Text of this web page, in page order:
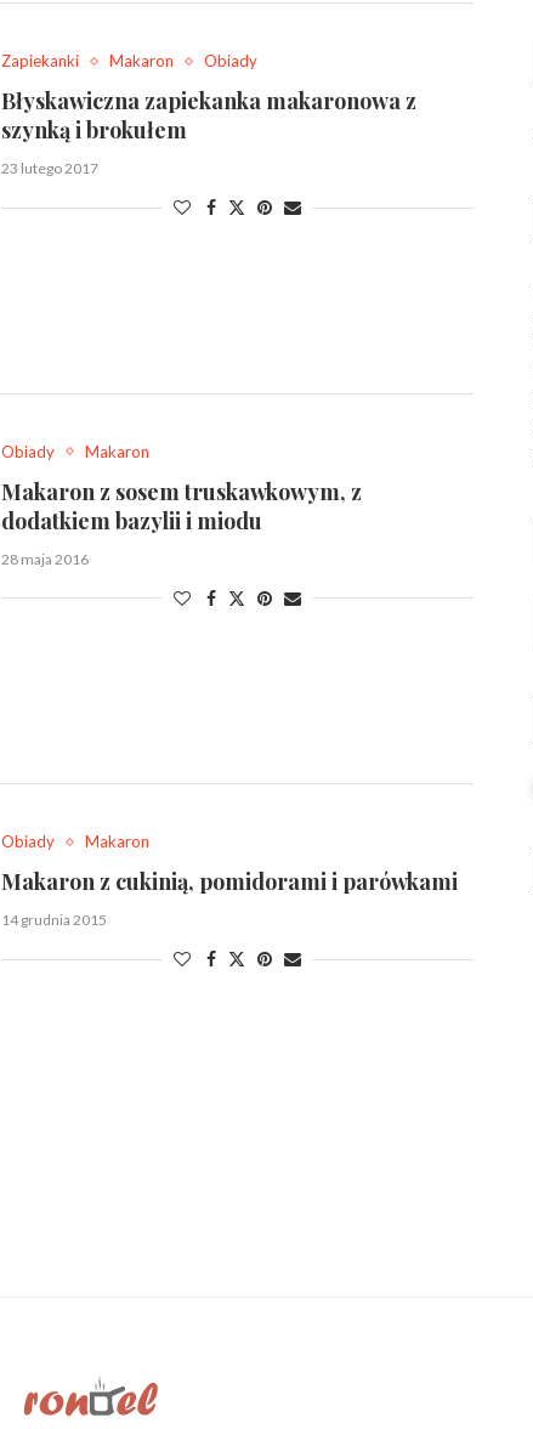
Zapiekanki Makaron Obiady
Błyskawiczna zapiekanka makaronowa z
szynką i brokułem
23 lutego 2017
Obiady Makaron
Makaron z sosem truskawkowym, z
dodatkiem bazylii i miodu
28 maja 2016
Obiady Makaron
Makaron z cukinią, pomidorami i parówkami
14 grudnia 2015